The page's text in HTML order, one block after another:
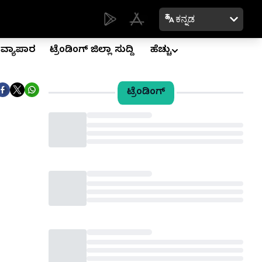
ಕನ್ನಡ
ವ್ಯಾಪಾರ ಟ್ರೆಂಡಿಂಗ್ ಜಿಲ್ಲಾ ಸುದ್ದಿ ಹೆಚ್ಚು
ಟ್ರೆಂಡಿಂಗ್